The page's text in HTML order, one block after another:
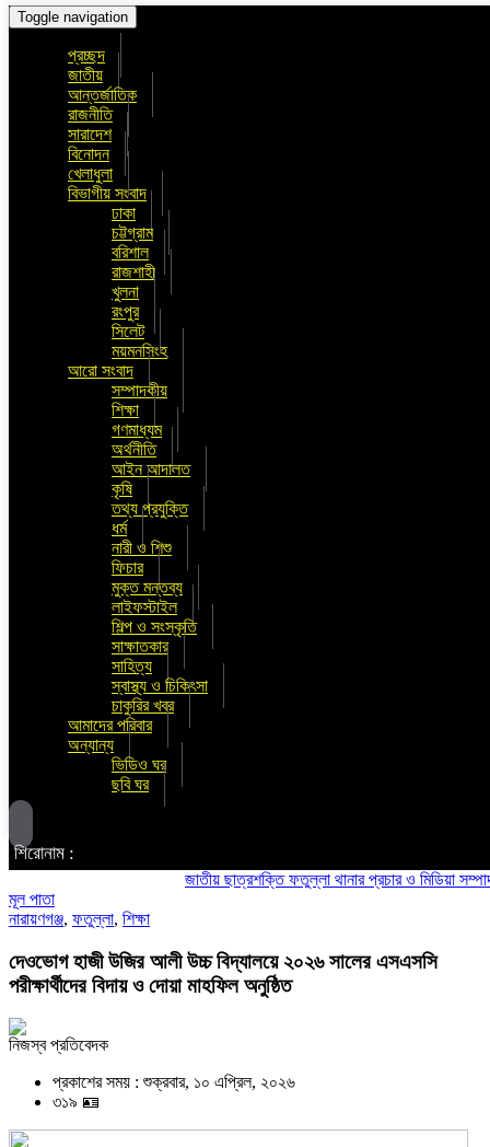
Toggle navigation
প্রচ্ছদ
জাতীয়
আন্তর্জাতিক
রাজনীতি
সারাদেশ
বিনোদন
খেলাধুলা
বিভাগীয় সংবাদ
ঢাকা
চট্টগ্রাম
বরিশাল
রাজশাহী
খুলনা
রংপুর
সিলেট
ময়মনসিংহ
আরো সংবাদ
সম্পাদকীয়
শিক্ষা
গণমাধ্যম
অর্থনীতি
আইন আদালত
কৃষি
তথ্য প্রযুক্তি
ধর্ম
নারী ও শিশু
ফিচার
মুক্ত মন্তব্য
লাইফস্টাইল
শিল্প ও সংস্কৃতি
সাক্ষাতকার
সাহিত্য
স্বাস্থ্য ও চিকিৎসা
চাকুরির খবর
আমাদের পরিবার
অন্যান্য
ভিডিও ঘর
ছবি ঘর
শিরোনাম :
জাতীয় ছাত্রশক্তি ফতুল্লা থানার প্রচার ও মিডিয়া সম্পাদক
মূল পাতা
নারায়ণগঞ্জ, ফতুল্লা, শিক্ষা
দেওভোগ হাজী উজির আলী উচ্চ বিদ্যালয়ে ২০২৬ সালের এসএসসি
পরীক্ষার্থীদের বিদায় ও দোয়া মাহফিল অনুষ্ঠিত
নিজস্ব প্রতিবেদক
প্রকাশের সময় : শুক্রবার, ১০ এপ্রিল, ২০২৬
৩১৯ 🪪